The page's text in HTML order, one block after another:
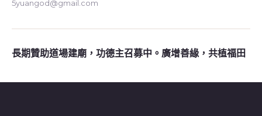
5yuangod@gmail.com
長期贊助道場建廟，功德主召募中。廣增善緣，共植福田